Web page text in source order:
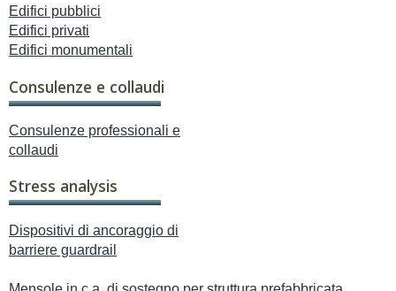
Edifici pubblici
Edifici privati
Edifici monumentali
Consulenze e collaudi
Consulenze professionali e
collaudi
Stress analysis
Dispositivi di ancoraggio di
barriere guardrail